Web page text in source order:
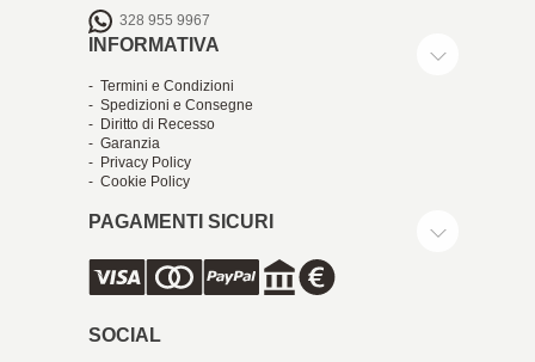
328 955 9967
INFORMATIVA
- Termini e Condizioni
- Spedizioni e Consegne
- Diritto di Recesso
- Garanzia
- Privacy Policy
- Cookie Policy
PAGAMENTI SICURI
SOCIAL